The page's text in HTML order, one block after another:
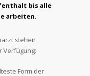
bis alle
arbeiten.
stehen
Verfügung:
Form der